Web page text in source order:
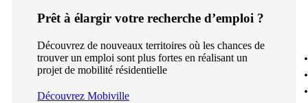
Prêt à élargir votre recherche d’emploi ?
Découvrez de nouveaux territoires où les chances de
trouver un emploi sont plus fortes en réalisant un
projet de mobilité résidentielle
Découvrez Mobiville